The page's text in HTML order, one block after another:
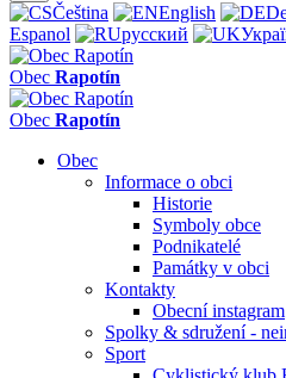
Čeština English
Espanol
русский
Obec Rapotín
Obec Rapotín
Obec
Informace o obci
Historie
Symboly obce
Podnikatelé
Památky v obci
Kontakty
Obecní instagram
Spolky & sdružení -
Sport